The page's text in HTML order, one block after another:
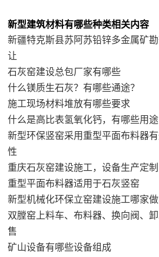
新型建筑材料有哪些种类相关内容
新疆特克斯县苏阿苏铅锌多金属矿
让
石灰窑建设总包厂家有哪些
什么镁质生石灰？有哪些通途？
施工现场材料堆放有哪些要求
什么是高比表氢氧化钙，有哪些用途
新型环保竖窑采用重型平面布料器
性
重庆石灰窑建设施工，设备生产定制
重型平面布料器适用于石灰竖窑
新型机械化环保立窑建设施工哪家
双膛窑上料车、布料器、换向阀、
售
矿山设备有哪些设备组成